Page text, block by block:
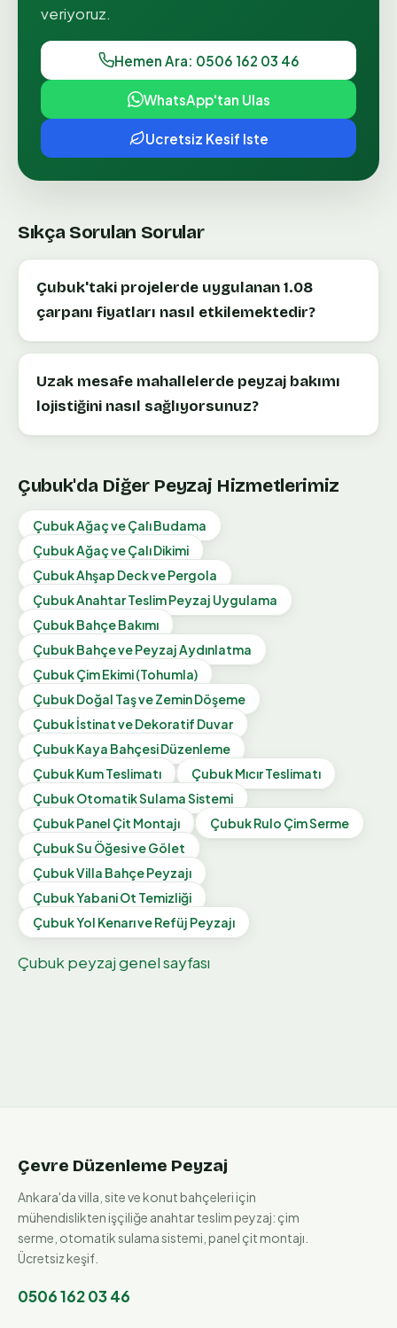
veriyoruz.
Hemen Ara: 0506 162 03 46
WhatsApp'tan Ulas
Ucretsiz Kesif Iste
Sıkça Sorulan Sorular
Çubuk'taki projelerde uygulanan 1.08
çarpanı fiyatları nasıl etkilemektedir?
Uzak mesafe mahallelerde peyzaj bakımı
lojistiğini nasıl sağlıyorsunuz?
Çubuk'da Diğer Peyzaj Hizmetlerimiz
ÇubukAğaç ve Çalı Budama
ÇubukAğaç ve Çalı Dikimi
ÇubukAhşap Deck ve Pergola
ÇubukAnahtar Teslim Peyzaj Uygulama
ÇubukBahçe Bakımı
ÇubukBahçe ve Peyzaj Aydınlatma
ÇubukÇim Ekimi (Tohumla)
ÇubukDoğal Taş ve Zemin Döşeme
Çubukİstinat ve Dekoratif Duvar
ÇubukKaya Bahçesi Düzenleme
ÇubukKum Teslimatı ÇubukMıcır Teslimatı
ÇubukOtomatik Sulama Sistemi
ÇubukPanel Çit Montajı ÇubukRulo Çim Serme
ÇubukSu Öğesi ve Gölet
ÇubukVilla Bahçe Peyzajı
ÇubukYabani Ot Temizliği
ÇubukYol Kenarı ve Refüj Peyzajı
Çubuk peyzaj genel sayfası
Çevre Düzenleme Peyzaj
Ankara'da villa, site ve konut bahçeleri için
mühendislikten işçiliğe anahtar teslim peyzaj: çim
serme, otomatik sulama sistemi, panel çit montajı.
Ücretsiz keşif.
0506 162 03 46